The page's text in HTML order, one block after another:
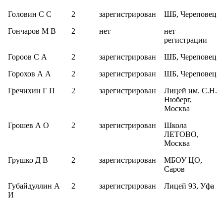
Головин С С 2 зарегистрирован
ШБ, Череповец
Гончаров М В
2 нет
нет
регистрации
Гороов С А
2 зарегистрирован
ШБ, Череповец
Горохов А А
2 зарегистрирован
ШБ, Череповец
Гречихин Г П
2 зарегистрирован
Лицей им. С.Н.
Нюберг,
Москва
Грошев А О
2 зарегистрирован
Школа
ЛЕТОВО,
Москва
Грушко Д В
2 зарегистрирован
МБОУ ЦО,
Саров
Губайдуллин А
И
2 зарегистрирован Лицей 93, Уфа